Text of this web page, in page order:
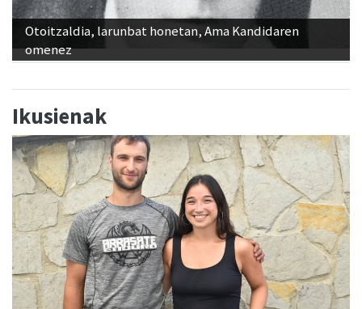
Otoitzaldia, larunbat honetan, Ama Kandidaren
omenez
Ikusienak